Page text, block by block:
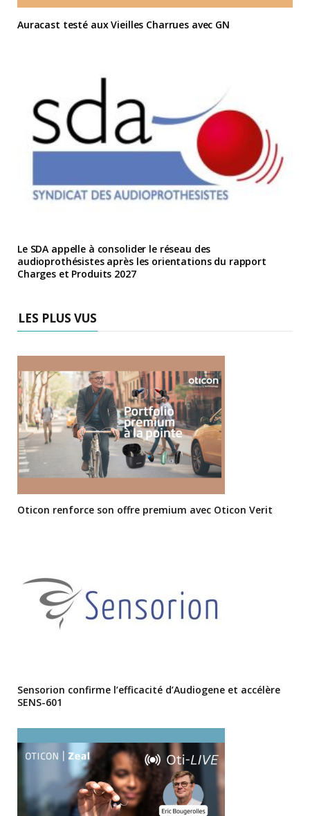
Auracast testé aux Vieilles Charrues avec GN
Le SDA appelle à consolider le réseau des
audioprothésistes après les orientations du rapport
Charges et Produits 2027
LES PLUS VUS
Oticon renforce son offre premium avec Oticon Verit
Sensorion confirme l’efficacité d’Audiogene et accélère
SENS-601